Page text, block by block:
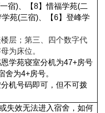
宿)、【8】惜福学苑(二
苑(三宿)、【6】登峰学
层；第三、四个数字代
为床位。
学苑寝室分机为47+房号
舍为4+房号。
机号码即可，但不可拨
失效无法进入宿舍，如何